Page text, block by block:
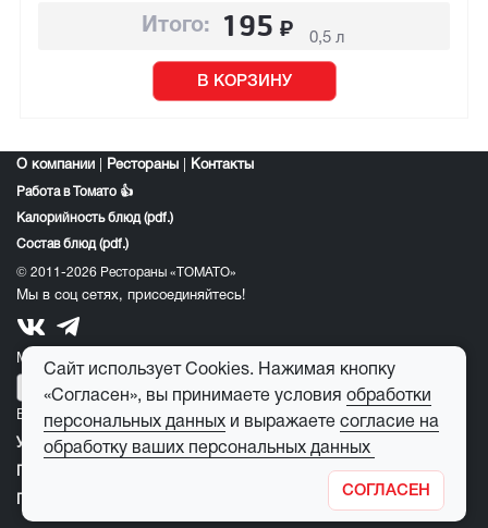
Итого: 195 ₽ 0,5 л
В КОРЗИНУ
О компании Рестораны Контакты
Работа в Томато 👍
Калорийность блюд (pdf.)
Состав блюд (pdf.)
© 2011-2026 Рестораны «ТОМАТО»
Мы в соц сетях, присоединяйтесь!
Мобильное приложение томато:
E-mail для обратной связи: feedback@tomato-pizza.ru
Условия обработки персональных данных
Сайт использует Cookies. Нажимая кнопку
«Согласен», вы принимаете условия обработки
персональных данных и выражаете согласие на
обработку ваших персональных данных
СОГЛАСЕН